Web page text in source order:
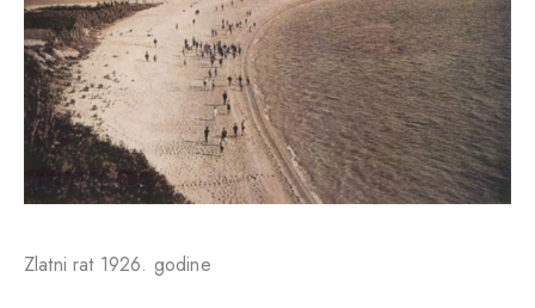
Zlatni rat 1926. godine